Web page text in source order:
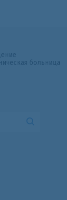
больница